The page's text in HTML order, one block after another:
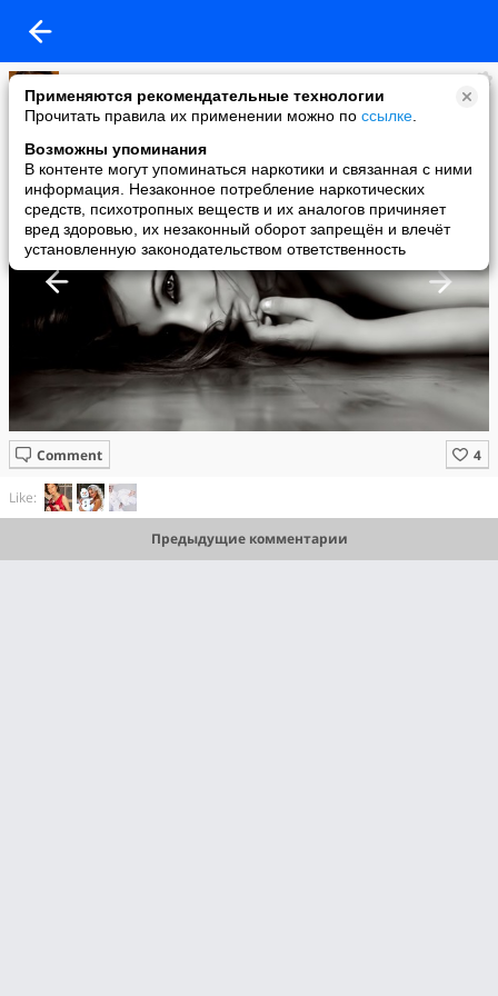
Применяются рекомендательные технологии
Прочитать правила их применении можно по ссылке
Возможны упоминания
В контенте могут упоминаться наркотики и связанная с ними
информация. Незаконное потребление наркотических
средств, психотропных веществ и их аналогов причиняет
вред здоровью, их незаконный оборот запрещён и влечёт
установленную законодательством ответственность
Имидж ничто
added a photo
11 May в 16:02
Comment
Like:
Предыдущие комментарии